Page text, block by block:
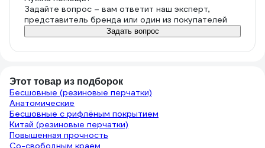
Задайте вопрос – вам ответит наш эксперт,
представитель бренда или один из покупателей
Задать вопрос
Этот товар из подборок
Бесшовные (резиновые перчатки)
Анатомические
Бесшовные с рифлёным покрытием
Китай (резиновые перчатки)
Повышенная прочность
Со-свободным краем